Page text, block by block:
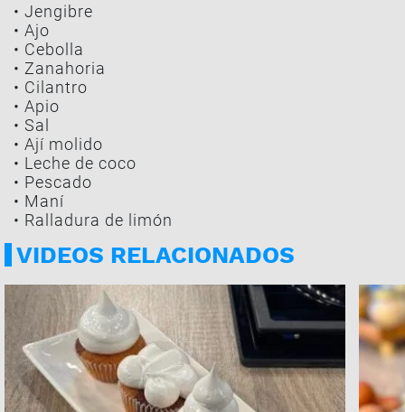
• Jengibre
• Ajo
• Cebolla
• Zanahoria
• Cilantro
• Apio
• Sal
• Ají molido
• Leche de coco
• Pescado
• Maní
• Ralladura de limón
VIDEOS RELACIONADOS